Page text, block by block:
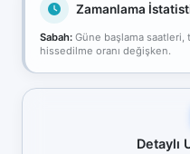
Zamanlama
Sabah: Güne başlama saatleri,
hissedilme oranı değişken.
Detaylı